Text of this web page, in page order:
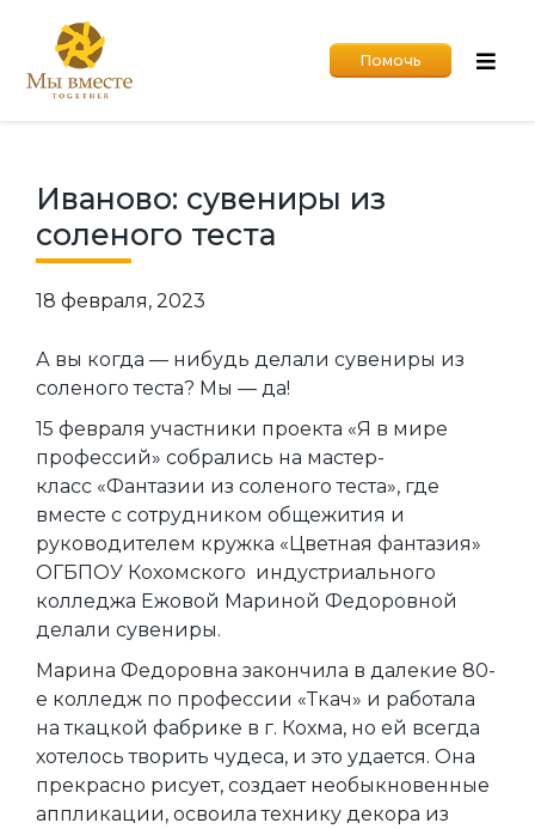
Помочь
Иваново: сувениры из
соленого теста
18 февраля, 2023
А вы когда — нибудь делали сувениры из
соленого теста? Мы — да!
15 февраля участники проекта «Я в мире
профессий» собрались на мастер-
класс «Фантазии из соленого теста», где
вместе с сотрудником общежития и
руководителем кружка «Цветная фантазия»
ОГБПОУ Кохомского индустриального
колледжа Ежовой Мариной Федоровной
делали сувениры.
Марина Федоровна закончила в далекие 80-
е колледж по профессии «Ткач» и работала
на ткацкой фабрике в г. Кохма, но ей всегда
хотелось творить чудеса, и это удается. Она
прекрасно рисует, создает необыкновенные
аппликации, освоила технику декора из